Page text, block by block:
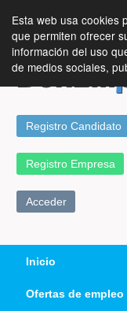
Esta web usa cookies
que permiten ofrecer
información del uso
de medios sociales,
Registro Candidato
Registro Empresa
Acceder
Inicio
Ofertas de empleo